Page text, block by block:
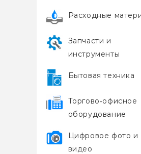
Расходные
Запчасти и
инструменты
Бытовая техника
Торгово‑офисное
оборудование
Цифровое фото и
видео